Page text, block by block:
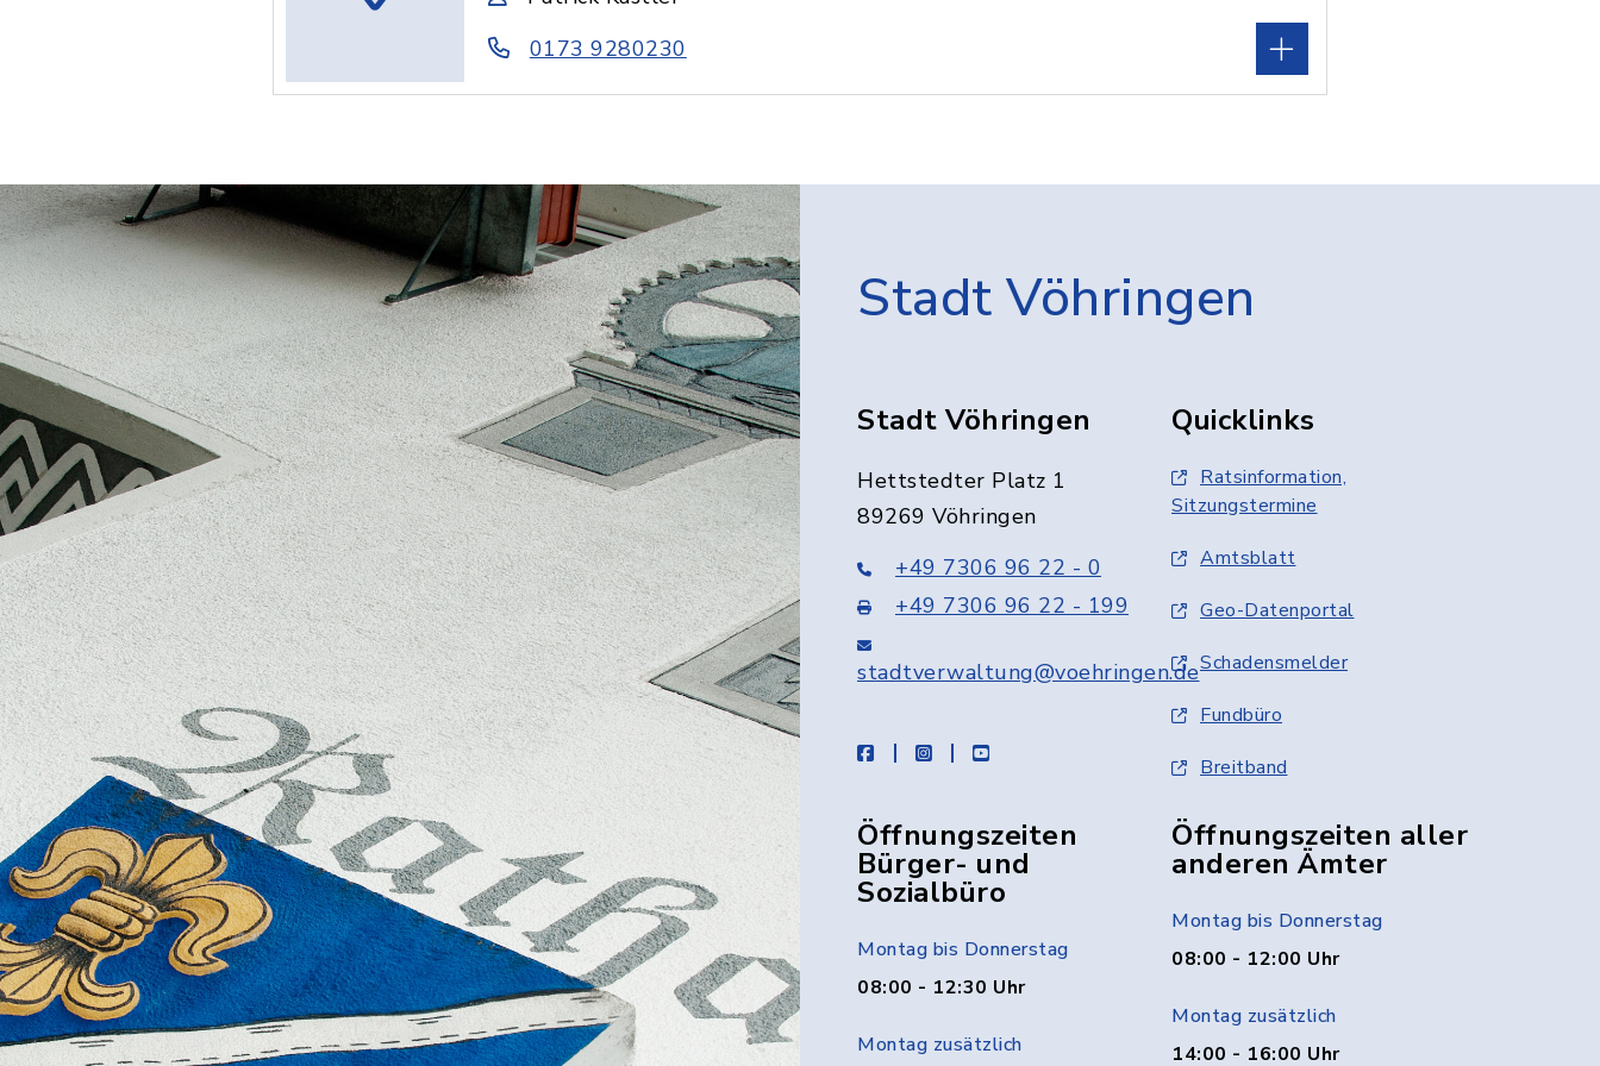
0173 9280230
Stadt Vöhringen
Stadt Vöhringen
Hettstedter Platz 1
89269 Vöhringen
+49 7306 96 22 - 0
+49 7306 96 22 - 199
stadtverwaltung@voehringen.de
facebookinstagramyoutube
Quicklinks
Ratsinformation,
Sitzungstermine
Amtsblatt
Geo-Datenportal
Schadensmelder
Fundbüro
Breitband
Öffnungszeiten
Bürger- und
Sozialbüro
Montag bis Donnerstag
08:00 - 12:30 Uhr
Montag zusätzlich
Öffnungszeiten aller
anderen Ämter
Montag bis Donnerstag
08:00 - 12:00 Uhr
Montag zusätzlich
14:00 - 16:00 Uhr